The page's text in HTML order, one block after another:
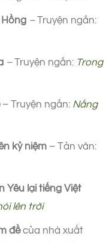
–Truyện ngắn:
–Truyện ngắn: Trong
– Truyện ngắn: Nắng
kỷ niệm – Tản văn:
Yêu lại tiếng Việt
lên trời
đềcủa nhà xuất